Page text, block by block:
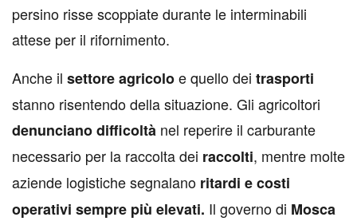
persino risse scoppiate durante le interminabili
attese per il rifornimento.
Anche il settore agricoloe quello dei trasporti
stanno risentendo della situazione. Gli agricoltori
denuncianodifficoltà nel reperire il carburante
necessario per la raccolta dei raccolti, mentre molte
aziende logistiche segnalano ritardi e costi
operativi sempre più elevati. Il governo di Mosca